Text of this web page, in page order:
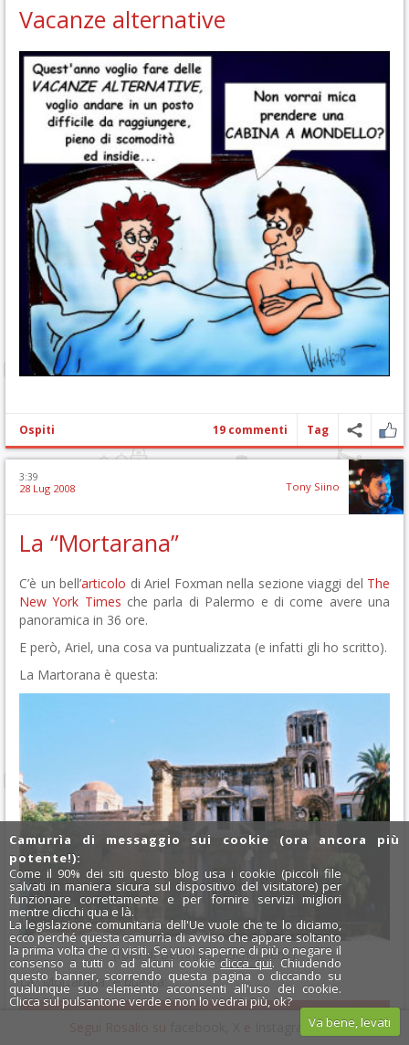
Vacanze alternative
Ospiti 19 commenti Tag
3:39
28 Lug 2008 Tony Siino
La “Mortarana”
C’è un bell’articolo di Ariel Foxman nella sezione viaggi del The
New York Times che parla di Palermo e di come avere una
panoramica in 36 ore.
E però, Ariel, una cosa va puntualizzata (e infatti gli ho scritto).
La Martorana è questa:
(foto di Bernhard J. Scheuvens)
La “Mortarana” è questa:
x
Instagram
Camurrìa di messaggio sui cookie (ora ancora più
potente!):
Come il 90% dei siti questo blog usa i cookie (piccoli file
salvati in maniera sicura sul dispositivo del visitatore) per
funzionare correttamente e per fornire servizi migliori
mentre clicchi qua e là.
La legislazione comunitaria dell'Ue vuole che te lo diciamo,
ecco perché questa camurrìa di avviso che appare soltanto
la prima volta che ci visiti. Se vuoi saperne di più o negare il
consenso a tutti o ad alcuni cookieclicca qui. Chiudendo
questo banner, scorrendo questa pagina o cliccando su
qualunque suo elemento acconsenti all'uso dei cookie.
Clicca sul pulsantone verde e non lo vedrai più, ok?
Va bene, levati